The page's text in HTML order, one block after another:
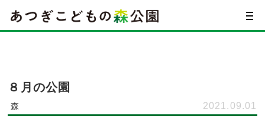
８月の公園
森 2021.09.01